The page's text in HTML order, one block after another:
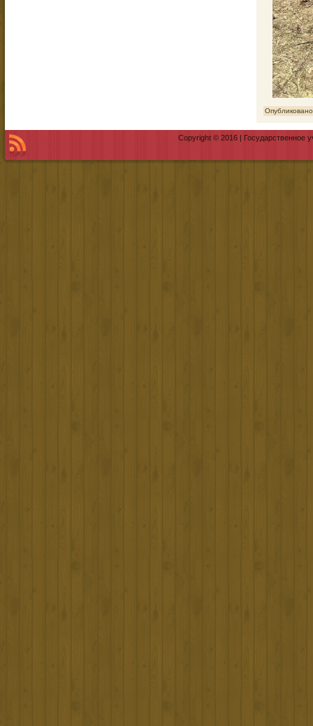
Copyright © 2016 | Государственное